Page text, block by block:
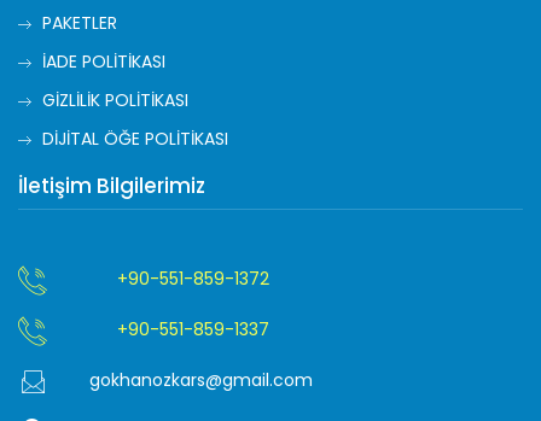
PAKETLER
İADE POLİTİKASI
GİZLİLİK POLİTİKASI
DİJİTAL ÖĞE POLİTİKASI
İletişim Bilgilerimiz
+90-551-859-1372
+90-551-859-1337
gokhanozkars@gmail.com